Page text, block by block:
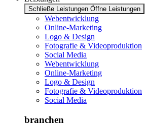
Schließe Leistungen Öffne Leistungen
Webentwicklung
Online-Marketing
Logo & Design
Fotografie & Videoproduktion
Social Media
Webentwicklung
Online-Marketing
Logo & Design
Fotografie & Videoproduktion
Social Media
branchen